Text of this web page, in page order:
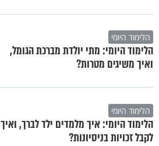
הלימוד היומי
הלימוד היומי: מתי יולדת מברכת הגומל,
ואיך משיגים מטרות?
הלימוד היומי
הלימוד היומי: איך מלמדים ילד לברך, ואיך
לקבל זכויות בניסיונות?